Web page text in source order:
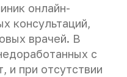
онлайн-
консультаций,
врачей. В
с
и при отсутствии